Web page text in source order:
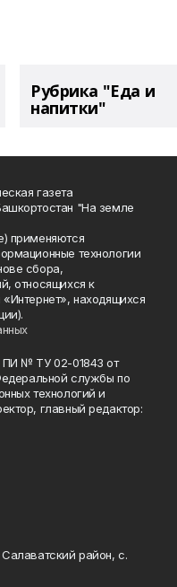
Рубрика "Еда и
напитки"
газета
"На земле
применяются
технологии
сбора,
относящихся к
находящихся
ПИ № ТУ 02-01843 от
службы по
технологий и
главный редактор:
район, с.